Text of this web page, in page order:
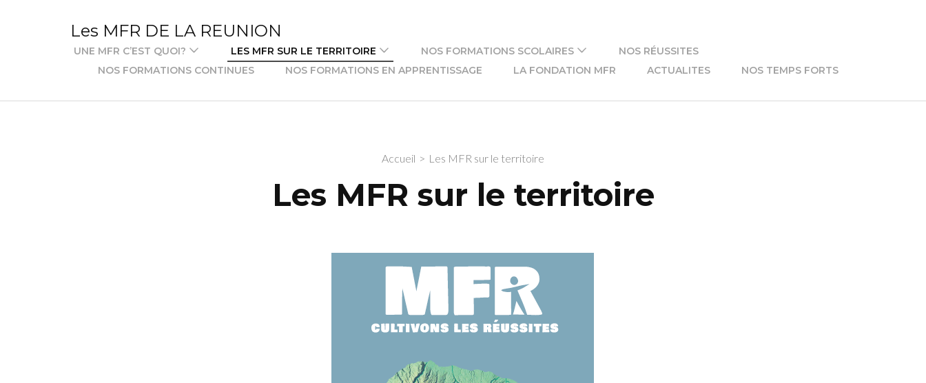
Les MFR DE LA REUNION
UNE MFR C’EST QUOI? LES MFR SUR LE TERRITOIRE NOS FORMATIONS SCOLAIRES
NOS RÉUSSITES
NOS FORMATIONS CONTINUES
NOS FORMATIONS EN APPRENTISSAGE LA FONDATION MFR ACTUALITES NOS TEMPS FORTS
Accueil > Les MFR sur le territoire
Les MFR sur le territoire